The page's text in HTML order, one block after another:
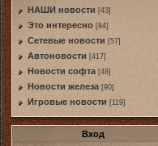
НАШИ новости [43]
Это интересно [84]
Сетевые новости [57]
Автоновости [417]
Новости софта [48]
Новоcти железа [90]
Игровые новости [119]
Вход